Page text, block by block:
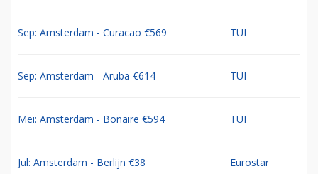
Sep: Amsterdam - Curacao €569 TUI
Sep: Amsterdam - Aruba €614 TUI
Mei: Amsterdam - Bonaire €594 TUI
Jul: Amsterdam - Berlijn €38 Eurostar